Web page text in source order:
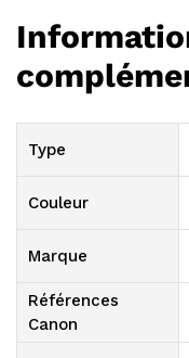
Type
Couleur
Marque
Références
Canon